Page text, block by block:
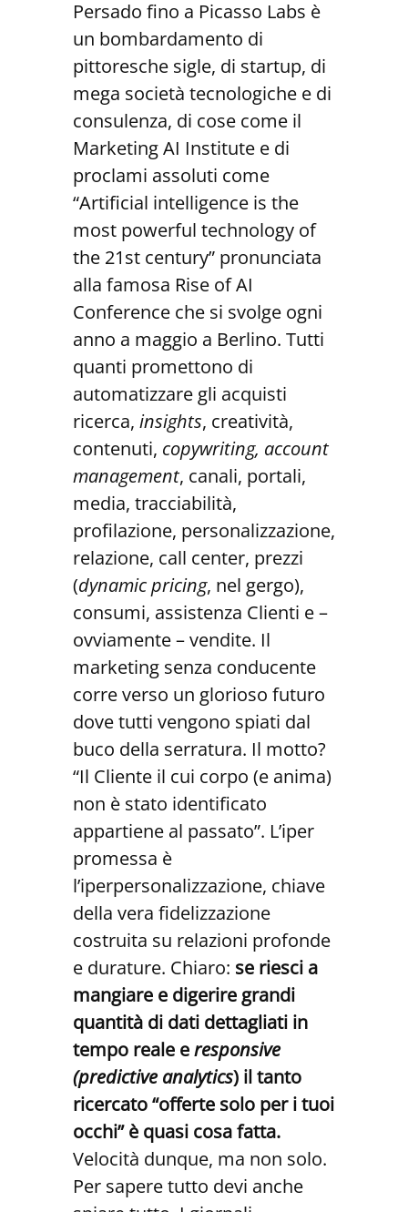
Persado fino a Picasso Labs è
un bombardamento di
pittoresche sigle, di startup, di
mega società tecnologiche e di
consulenza, di cose come il
Marketing AI Institute e di
proclami assoluti come
“Artificial intelligence is the
most powerful technology of
the 21st century” pronunciata
alla famosa Rise of AI
Conference che si svolge ogni
anno a maggio a Berlino. Tutti
quanti promettono di
automatizzare gli acquisti
ricerca, insights, creatività,
contenuti, copywriting, account
management, canali, portali,
media, tracciabilità,
profilazione, personalizzazione,
relazione, call center, prezzi
(dynamic pricing, nel gergo),
consumi, assistenza Clienti e –
ovviamente – vendite. Il
marketing senza conducente
corre verso un glorioso futuro
dove tutti vengono spiati dal
buco della serratura. Il motto?
“Il Cliente il cui corpo (e anima)
non è stato identificato
appartiene al passato”. L’iper
promessa è
l’iperpersonalizzazione, chiave
della vera fidelizzazione
costruita su relazioni profonde
e durature. Chiaro: se riesci a
mangiare e digerire grandi
quantità di dati dettagliati in
tempo reale eresponsive
(predictive analytics) il tanto
ricercato “offerte solo per i tuoi
occhi” è quasi cosa fatta.
Velocità dunque, ma non solo.
Per sapere tutto devi anche